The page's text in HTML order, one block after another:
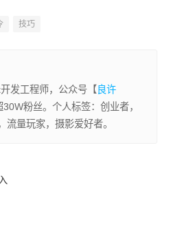
技巧
发工程师，公众号【 良许
粉丝。个人标签：创业者，
量玩家，摄影爱好者。